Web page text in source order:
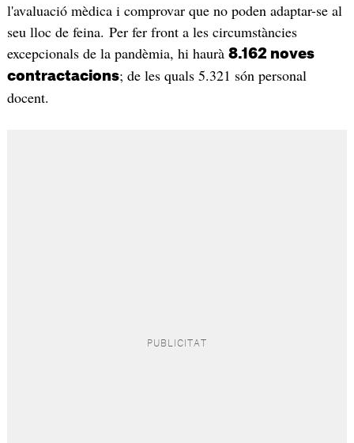
l'avaluació mèdica i comprovar que no poden adaptar-se al
seu lloc de feina. Per fer front a les circumstàncies
excepcionals de la pandèmia, hi haurà 8.162 noves
contractacions; de les quals 5.321 són personal
docent.